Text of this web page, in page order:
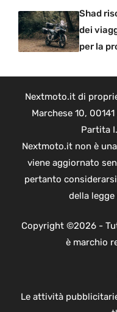
Shad
dei
per la
Nextmoto.it di
Marchese 10,
Partita
Nextmoto.it non è
viene aggiornato
pertanto
della
Copyright ©2026 -
è marchio
Le attività